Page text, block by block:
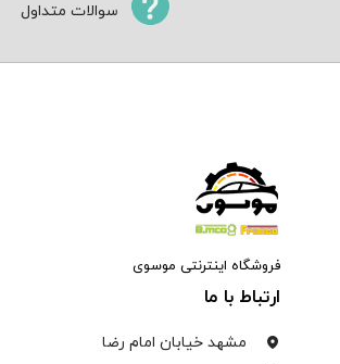
سوالات متداول
فروشگاه اینترنتی موسوی
ارتباط با ما
مشهد خیابان امام رضا